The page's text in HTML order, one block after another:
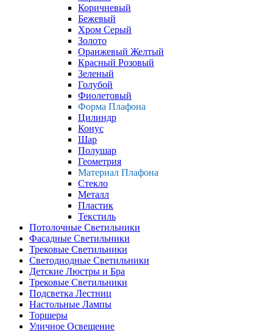
Коричневый
Бежевый
Хром Серый
Золото
Оранжевый Желтый
Красный Розовый
Зеленый
Голубой
Фиолетовый
Форма Плафона
Цилиндр
Конус
Шар
Полушар
Геометрия
Материал Плафона
Стекло
Металл
Пластик
Текстиль
Потолочные Светильники
Фасадные Светильники
Трековые Светильники
Светодиодные Светильники
Детские Люстры и Бра
Трековые Светильники
Подсветка Лестниц
Настольные Лампы
Торшеры
Уличное Освещение